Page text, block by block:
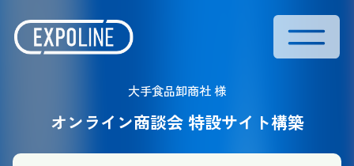
大手食品卸商社 様
オンライン商談会 特設サイト構築